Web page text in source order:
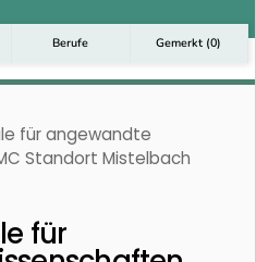
Berufe Gemerkt (0)
für angewandte
Standort Mistelbach
für